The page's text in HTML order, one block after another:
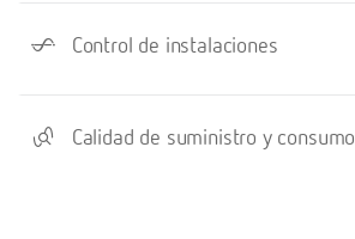
Control de instalaciones
Calidad de suministro y consumo